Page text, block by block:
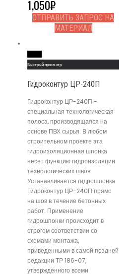
1,050₽
ОТПРАВИТЬ ЗАПРОС НА
МАТЕРИАЛ
Быстрый просмотр
Гидроконтур ЦР-240П
Гидроконтур ЦР-240П -
специальная технологическая
полоса, производящаяся на
основе ПВХ сырья. В любом
строительном проекте эта
гидроизоляционная шпонка
несет функцию гидроизоляции
технологических швов.
Устанавливается гидрошпонка
Гидроконтур ЦР-240П прямо
на шов в течение бетонных
работ. Применение
гидрошпонки происходит в
строгом соответствии со
схемами монтажа,
приведенными в самой поздней
редакции ТР 186-07,
утвержденного всеми